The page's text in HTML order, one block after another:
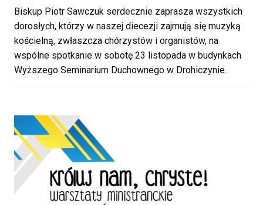
Biskup Piotr Sawczuk serdecznie zaprasza wszystkich
dorosłych, którzy w naszej diecezji zajmują się muzyką
kościelną, zwłaszcza chórzystów i organistów, na
wspólne spotkanie w sobotę 23 listopada w budynkach
Wyższego Seminarium Duchownego w Drohiczynie.